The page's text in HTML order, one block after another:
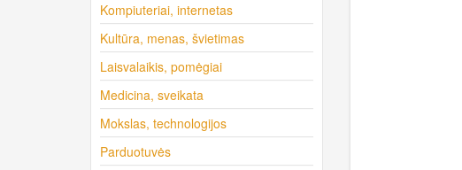
Kompiuteriai, internetas
Kultūra, menas, švietimas
Laisvalaikis, pomėgiai
Medicina, sveikata
Mokslas, technologijos
Parduotuvės